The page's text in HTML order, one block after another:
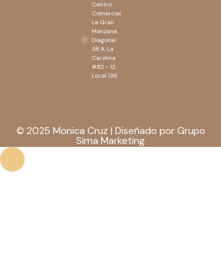
Centro
Comercial
La Gran
Manzana.
Diagonal
38 A, La
Carolina
#82 - 12.
Local 136
© 2025 Monica Cruz | Diseñado por Grupo
Sima Marketing